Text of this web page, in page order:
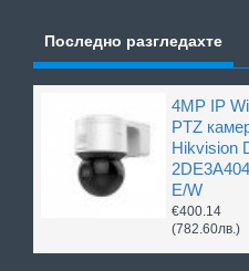
Последно разгледахте
4MP IP
PTZ
Hikvision
E/W
€400.14
(782.60лв.)